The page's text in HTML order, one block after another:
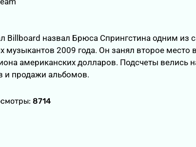
Billboard назвал Брюса Спрингстина одним из
музыкантов 2009 года. Он занял второе место
американских долларов. Подсчеты велись
и продажи альбомов.
8714